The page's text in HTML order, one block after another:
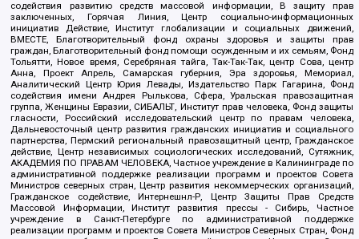
содействия развитию средств массовой информации, В защиту прав
заключенных, Горячая Линия, Центр социально-информационных
инициатив Действие, Институт глобализации и социальных движений,
ВМЕСТЕ, Благотворительный фонд охраны здоровья и защиты прав
граждан, Благотворительный фонд помощи осужденным и их семьям, Фонд
Тольятти, Новое время, Серебряная тайга, Так-Так-Так, центр Сова, центр
Анна, Проект Апрель, Самарская губерния, Эра здоровья, Мемориал,
Аналитический Центр Юрия Левады, Издательство Парк Гагарина, Фонд
содействия имени Андрея Рылькова, Сфера, Уральская правозащитная
группа, Женщины Евразии, СИБАЛЬТ, Институт прав человека, Фонд защиты
гласности, Российский исследовательский центр по правам человека,
Дальневосточный центр развития гражданских инициатив и социального
партнерства, Пермский региональный правозащитный центр, Гражданское
действие, Центр независимых социологических исследований, Сутяжник,
АКАДЕМИЯ ПО ПРАВАМ ЧЕЛОВЕКА, Частное учреждение в Калининграде по
административной поддержке реализации программ и проектов Совета
Министров северных стран, Центр развития некоммерческих организаций,
Гражданское содействие, Интернешнл-Р, Центр Защиты Прав Средств
Массовой Информации, Институт развития прессы - Сибирь, Частное
учреждение в Санкт-Петербурге по административной поддержке
реализации программ и проектов Совета Министров Северных Стран, Фонд